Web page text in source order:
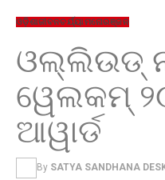
ଓଡ଼ିଶାଜୀବନଚର୍ଯ୍ୟାମନୋରଞ୍ଜନ
ଓଲ୍ଲିଉଡ୍
ୱେଲକମ୍
ଆୱାର୍ଡ
By SATYA SANDHANA